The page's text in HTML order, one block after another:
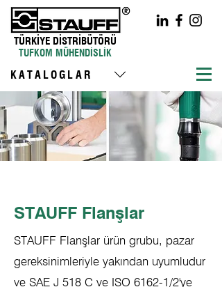
TÜRKİYE DİSTRİBÜTÖRÜ
TUFKOM MÜHENDİSLİK
KATALOGLAR
STAUFF Flanşlar
STAUFF Flanşlar ürün grubu, pazar
gereksinimleriyle yakından uyumludur
ve SAE J 518 C ve ISO 6162-1/2'ye